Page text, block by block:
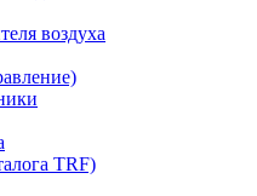
воздуха
TRF)